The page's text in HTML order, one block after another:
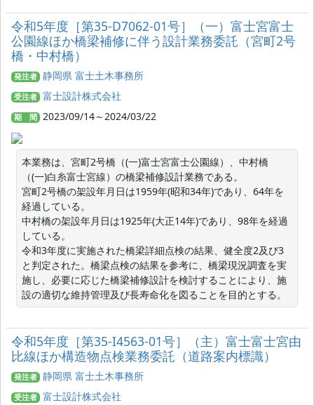
令和5年度［第35-D7062-01号］（一）富士宮富士
公園線ほか橋梁補修に伴う設計業務委託（宮町2号
橋・中村橋）
発注者 静岡県 富士土木事務所
受注者 富士設計株式会社
期 間 2023/09/14～2024/03/22
本業務は、宮町2号橋（(一)富士宮富士公園線）、中村橋
（(一)白糸富士宮線）の橋梁補修設計業務である。
宮町2号橋の架設年月日は1959年(昭和34年)であり、64年を
経過している。
中村橋の架設年月日は1925年(大正14年)であり、98年を経過
している。
令和3年度に実施された橋梁詳細点検の結果、健全度2及び3
と判定された。橋梁点検の結果を参考に、橋梁現況調査を実
施し、必要に応じた橋梁補修設計を検討することにより、施
設の適切な維持管理及び長寿命化を図ることを目的とする。
令和5年度［第35-I4563-01号］（主）富士富士宮由
比線ほか構造物点検業務委託（道路案内標識）
発注者 静岡県 富士土木事務所
受注者 富士設計株式会社